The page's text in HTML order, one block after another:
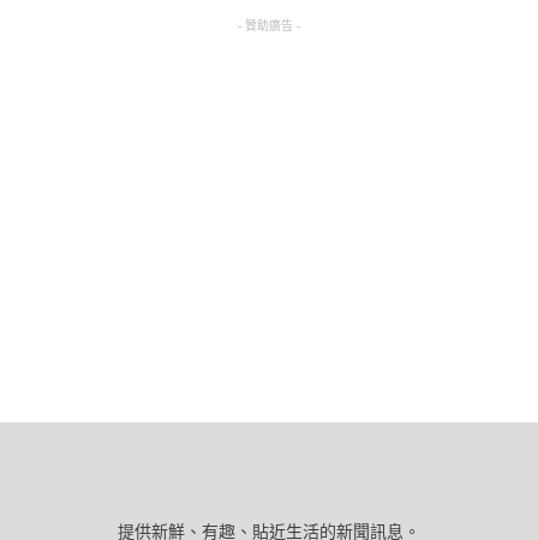
- 贊助廣告 -
提供新鮮、有趣、貼近生活的新聞訊息。